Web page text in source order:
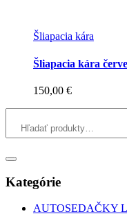
Šliapacia kára
Šliapacia kára
150,00 €
Kategórie
AUTOSEDAČKY